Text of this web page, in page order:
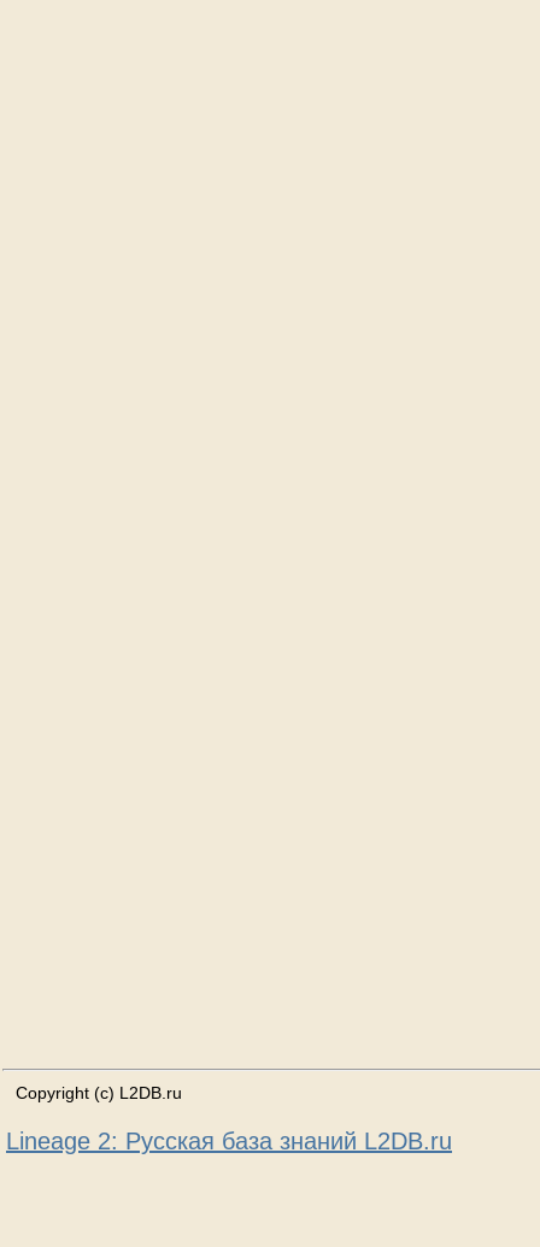
Copyright (c) L2DB.ru
Lineage 2: Русская база знаний L2DB.ru